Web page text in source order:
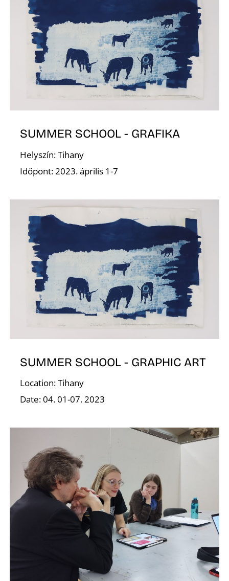
SUMMER SCHOOL - GRAFIKA
Helyszín: Tihany
Időpont: 2023. április 1-7
SUMMER SCHOOL - GRAPHIC ART
Location: Tihany
Date: 04. 01-07. 2023